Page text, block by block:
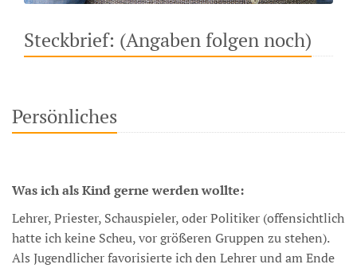
Steckbrief: (Angaben folgen noch)
Persönliches
Was ich als Kind gerne werden wollte:
Lehrer, Priester, Schauspieler, oder Politiker (offensichtlich
hatte ich keine Scheu, vor größeren Gruppen zu stehen).
Als Jugendlicher favorisierte ich den Lehrer und am Ende